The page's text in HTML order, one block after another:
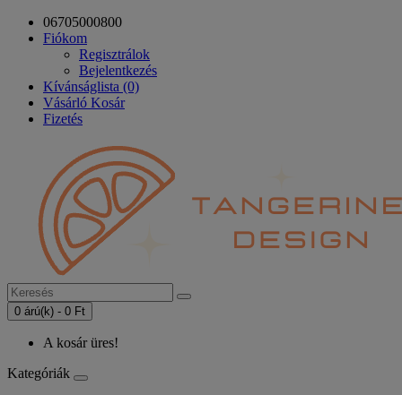
06705000800
Fiókom
Regisztrálok
Bejelentkezés
Kívánságlista (0)
Vásárló Kosár
Fizetés
0 árú(k) - 0 Ft
A kosár üres!
Kategóriák